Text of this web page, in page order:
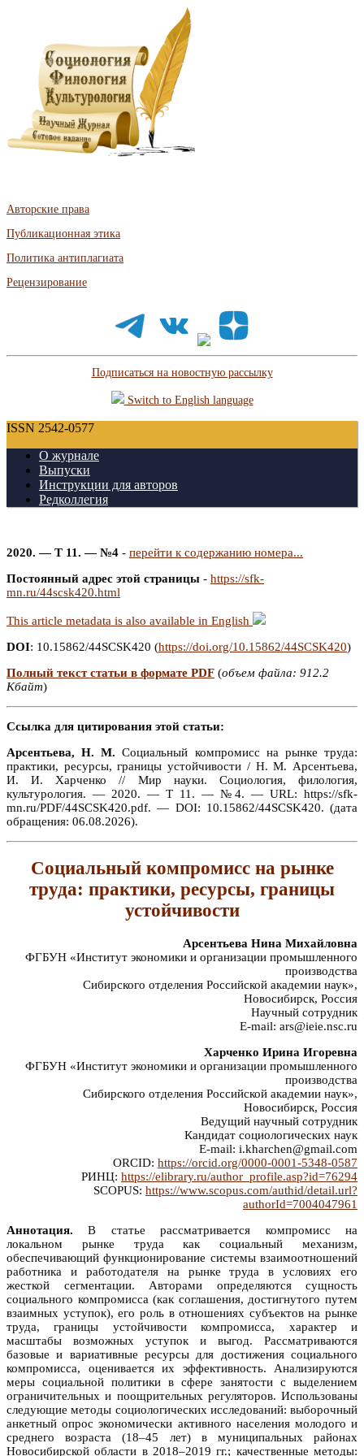
Авторские права
Публикационная этика
Политика антиплагиата
Рецензирование
Подписаться на новостную рассылку
Switch to English language
ISSN 2542-0577
О журнале
Выпуски
Инструкции для авторов
Редколлегия
2020. — Т 11. — №4 - перейти к содержанию номера...
Постоянный адрес этой страницы - https://sfk-
mn.ru/44scsk420.html
This article metadata is also available in English
DOI: 10.15862/44SCSK420 (https://doi.org/10.15862/44SCSK420)
Полный текст статьи в формате PDF (объем файла: 912.2
Кбайт)
Ссылка для цитирования этой статьи:
Арсентьева, Н. М. Социальный компромисс на рынке труда:
практики, ресурсы, границы устойчивости / Н. М. Арсентьева,
И. И. Харченко // Мир науки. Социология, филология,
культурология. — 2020. — Т 11. — №4. — URL: https://sfk-
mn.ru/PDF/44SCSK420.pdf. — DOI: 10.15862/44SCSK420. (дата
обращения: 06.08.2026).
Социальный компромисс на рынке
труда: практики, ресурсы, границы
устойчивости
Арсентьева Нина Михайловна
ФГБУН «Институт экономики и организации промышленного
производства
Сибирского отделения Российской академии наук»,
Новосибирск, Россия
Научный сотрудник
E-mail: ars@ieie.nsc.ru
Харченко Ирина Игоревна
ФГБУН «Институт экономики и организации промышленного
производства
Сибирского отделения Российской академии наук»,
Новосибирск, Россия
Ведущий научный сотрудник
Кандидат социологических наук
E-mail: i.kharchen@gmail.com
ORCID: https://orcid.org/0000-0001-5348-0587
РИНЦ: https://elibrary.ru/author_profile.asp?id=76294
SCOPUS: https://www.scopus.com/authid/detail.url?
authorId=7004047961
Аннотация. В статье рассматривается компромисс на
локальном рынке труда как социальный механизм,
обеспечивающий функционирование системы взаимоотношений
работника и работодателя на рынке труда в условиях его
жесткой сегментации. Авторами определяются сущность
социального компромисса (как соглашения, достигнутого путем
взаимных уступок), его роль в отношениях субъектов на рынке
труда, границы устойчивости компромисса, характер и
масштабы возможных уступок и выгод. Рассматриваются
базовые и вариативные ресурсы для достижения социального
компромисса, оценивается их эффективность. Анализируются
меры социальной политики в сфере занятости с выделением
ограничительных и поощрительных регуляторов. Использованы
следующие методы социологических исследований: выборочный
анкетный опрос экономически активного населения молодого и
среднего возраста (18–45 лет) в муниципальных районах
Новосибирской области в 2018–2019 гг.; качественные методы: